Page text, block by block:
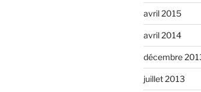
avril 2015
avril 2014
décembre
juillet 2013